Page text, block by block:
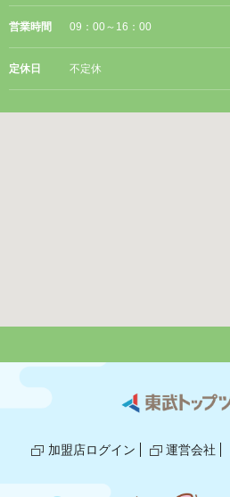
営業時間 09：00～16：00
定休日 不定休
加盟店ログイン 運営会社